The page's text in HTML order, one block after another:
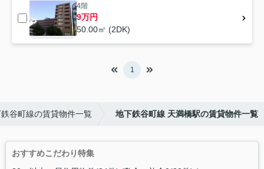
4階
9万円
50.00㎡ (2DK)
1
谷町線の賃貸物件一覧 地下鉄谷町線 天満橋駅の賃貸物件一覧
おすすめこだわり特集